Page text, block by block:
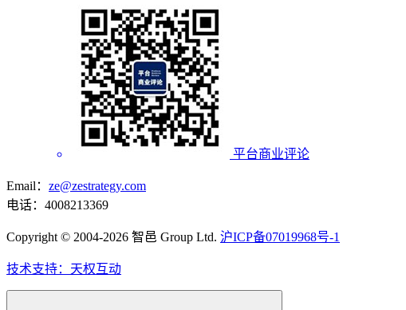
平台商业评论
Email： ze@zestrategy.com
电话：4008213369
Copyright © 2004-2026 智邑 Group Ltd. 沪ICP备07019968号-1
技术支持：天权互动